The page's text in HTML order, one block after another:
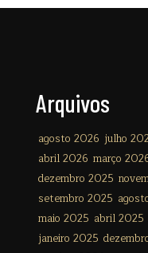
Arquivos
agosto 2026 julho
abril 2026 março
dezembro 2025
setembro 2025
maio 2025 abril 2025
janeiro 2025